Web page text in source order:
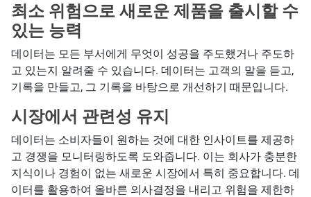
최소 위험으로 새로운 제품을 출시할 수
있는 능력
데이터는 모든 부서에게 무엇이 성공을 주도했거나 주도하
고 있는지 알려줄 수 있습니다. 데이터는 고객의 말을 듣고,
기록을 만들고, 그 기록을 바탕으로 개선하기 때문입니다.
시장에서 관련성 유지
데이터는 소비자들이 원하는 것에 대한 인사이트를 제공하
고 경쟁을 모니터링하도록 도와줍니다. 이는 회사가 충분한
지식이나 경험이 없는 새로운 시장에서 특히 중요합니다. 데
이터를 활용하여 올바른 의사결정을 내리고 위험을 제한하